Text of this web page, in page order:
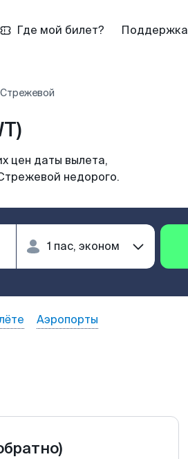
Где мой билет? Поддержка
цен даты вылета,
недорого.
Аэропорты